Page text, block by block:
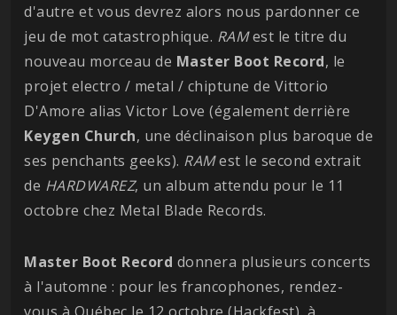
d'autre et vous devrez alors nous pardonner ce
jeu de mot catastrophique. RAMest le titre du
nouveau morceau de Master Boot Record, le
projet electro / metal / chiptune de Vittorio
D'Amore alias Victor Love (également derrière
Keygen Church, une déclinaison plus baroque de
ses penchants geeks). RAMest le second extrait
de HARDWAREZ, un album attendu pour le 11
octobre chez Metal Blade Records.
Master Boot Record donnera plusieurs concerts
à l'automne : pour les francophones, rendez-